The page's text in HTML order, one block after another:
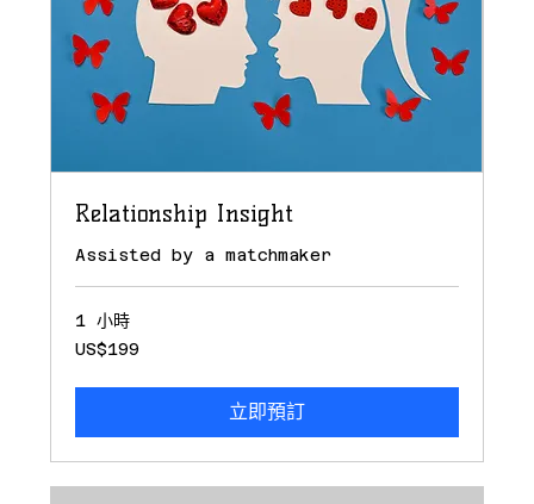
Relationship Insight
Assisted by a matchmaker
1 小時
199
美
US$199
立即預訂